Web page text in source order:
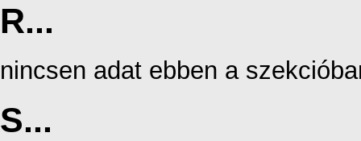
R...
nincsen adat ebben a
S...